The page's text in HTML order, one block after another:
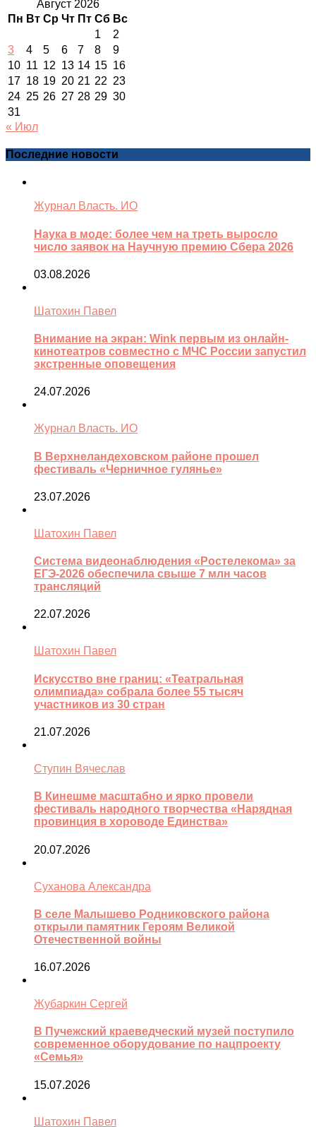
Август 2026
Пн Вт Ср Чт Пт Сб Вс
1
2
3
4 5 6 7 8
9
10 11 12 13 14 15 16
17 18 19 20 21 22 23
24 25 26 27 28 29 30
31
« Июл
Последние новости
Журнал Власть. ИО
Наука в моде: более чем на треть выросло
число заявок на Научную премию Сбера 2026
03.08.2026
Шатохин Павел
Внимание на экран: Wink первым из онлайн-
кинотеатров совместно с МЧС России запустил
экстренные оповещения
24.07.2026
Журнал Власть. ИО
В Верхнеландеховском районе прошел
фестиваль «Черничное гулянье»
23.07.2026
Шатохин Павел
Система видеонаблюдения «Ростелекома» за
ЕГЭ-2026 обеспечила свыше 7 млн часов
трансляций
22.07.2026
Шатохин Павел
Искусство вне границ: «Театральная
олимпиада» собрала более 55 тысяч
участников из 30 стран
21.07.2026
Ступин Вячеслав
В Кинешме масштабно и ярко провели
фестиваль народного творчества «Нарядная
провинция в хороводе Единства»
20.07.2026
Суханова Александра
В селе Малышево Родниковского района
открыли памятник Героям Великой
Отечественной войны
16.07.2026
Жубаркин Сергей
В Пучежский краеведческий музей поступило
современное оборудование по нацпроекту
«Семья»
15.07.2026
Шатохин Павел